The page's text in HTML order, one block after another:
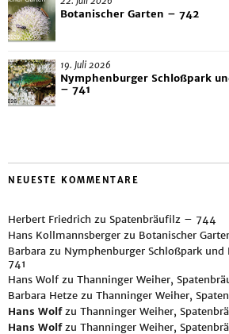
Botanischer Garten – 742
19. Juli 2026
Nymphenburger Schloßpark
– 741
NEUESTE KOMMENTARE
Herbert Friedrich zu Spatenbräufilz – 744
Hans Kollmannsberger zu Botanischer
Barbara zu Nymphenburger Schloßpark und
741
Hans Wolf zu Thanninger Weiher,
Barbara Hetze zu Thanninger Weiher,
Hans Wolfzu Thanninger Weiher,
Hans Wolfzu Thanninger Weiher,